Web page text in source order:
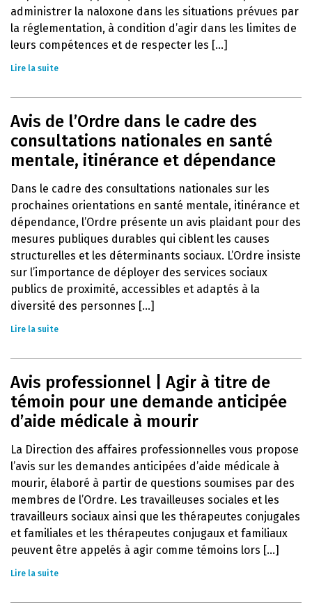
administrer la naloxone dans les situations prévues par
la réglementation, à condition d’agir dans les limites de
leurs compétences et de respecter les [...]
Lire la suite
Avis de l’Ordre dans le cadre des
consultations nationales en santé
mentale, itinérance et dépendance
Dans le cadre des consultations nationales sur les
prochaines orientations en santé mentale, itinérance et
dépendance, l’Ordre présente un avis plaidant pour des
mesures publiques durables qui ciblent les causes
structurelles et les déterminants sociaux. L’Ordre insiste
sur l’importance de déployer des services sociaux
publics de proximité, accessibles et adaptés à la
diversité des personnes [...]
Lire la suite
Avis professionnel | Agir à titre de
témoin pour une demande anticipée
d’aide médicale à mourir
La Direction des affaires professionnelles vous propose
l’avis sur les demandes anticipées d’aide médicale à
mourir, élaboré à partir de questions soumises par des
membres de l’Ordre. Les travailleuses sociales et les
travailleurs sociaux ainsi que les thérapeutes conjugales
et familiales et les thérapeutes conjugaux et familiaux
peuvent être appelés à agir comme témoins lors [...]
Lire la suite